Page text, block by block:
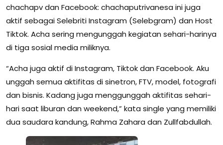
chachapv dan Facebook: chachaputrivanesa ini juga
aktif sebagai Selebriti Instagram (Selebgram) dan Host
Tiktok. Acha sering mengunggah kegiatan sehari-harinya
di tiga sosial media miliknya.
“Acha juga aktif di Instagram, Tiktok dan Facebook. Aku
unggah semua aktifitas di sinetron, FTV, model, fotografi
dan bisnis. Kadang juga menggunggah aktifitas sehari-
hari saat liburan dan weekend,” kata single yang memiliki
dua saudara kandung, Rahma Zahara dan Zullfabdullah.